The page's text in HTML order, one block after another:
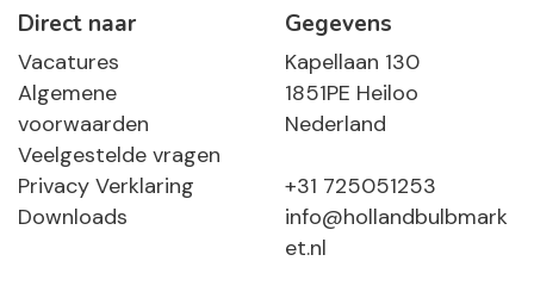
Direct naar
Vacatures
Algemene
voorwaarden
Veelgestelde vragen
Privacy Verklaring
Downloads
Gegevens
Kapellaan 130
1851PE Heiloo
Nederland
+31 725051253
info@hollandbulbmark
et.nl